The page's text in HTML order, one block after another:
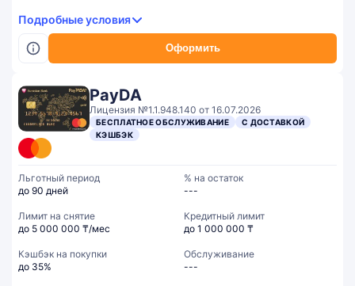
Оформить
Подробные условия
PayDA
Лицензия №1.1.948.140 от 16.07.2026
БЕСПЛАТНОЕ ОБСЛУЖИВАНИЕ
С ДОСТАВКОЙ
КЭШБЭК
Льготный период
до 90 дней
% на остаток
---
Лимит на снятие
до 5 000 000 ₸/мес
Кредитный лимит
до 1 000 000 ₸
Кэшбэк на покупки
до 35%
Обслуживание
---